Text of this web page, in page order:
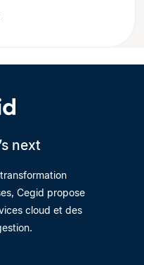
next
Cegid propose
cloud et des